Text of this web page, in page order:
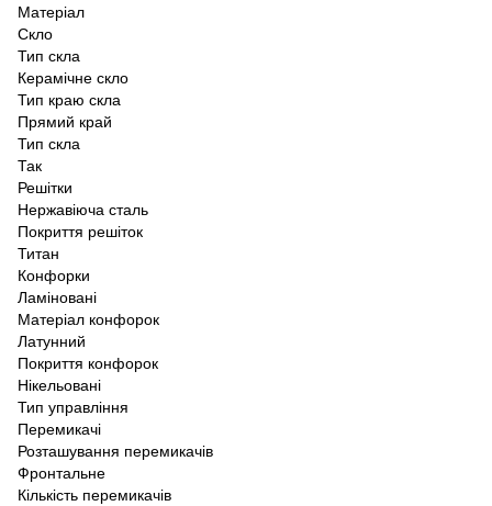
Матеріал
Скло
Тип скла
Керамічне скло
Тип краю скла
Прямий край
Тип скла
Так
Решітки
Нержавіюча сталь
Покриття решіток
Титан
Конфорки
Ламіновані
Матеріал конфорок
Латунний
Покриття конфорок
Нікельовані
Тип управління
Перемикачі
Розташування перемикачів
Фронтальне
Кількість перемикачів